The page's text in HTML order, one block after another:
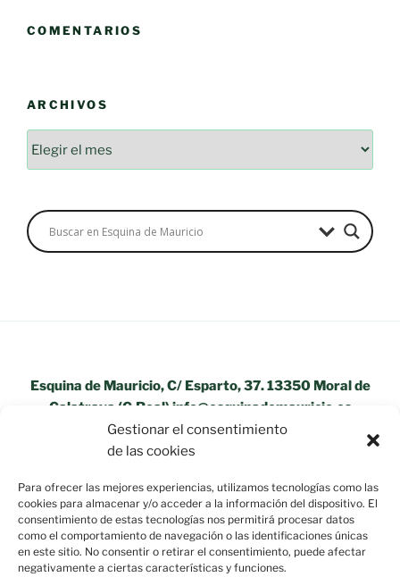
Gestionar el consentimiento
de las cookies
Para ofrecer las mejores experiencias, utilizamos tecnologías como las
cookies para almacenar y/o acceder a la información del dispositivo. El
consentimiento de estas tecnologías nos permitirá procesar datos
como el comportamiento de navegación o las identificaciones únicas
en este sitio. No consentir o retirar el consentimiento, puede afectar
negativamente a ciertas características y funciones.
COMENTARIOS
ARCHIVOS
Esquina de Mauricio, C/ Esparto, 37. 13350 Moral de
Calatrava (C.Real) info@esquinademauricio.es
«Aviso Legal»